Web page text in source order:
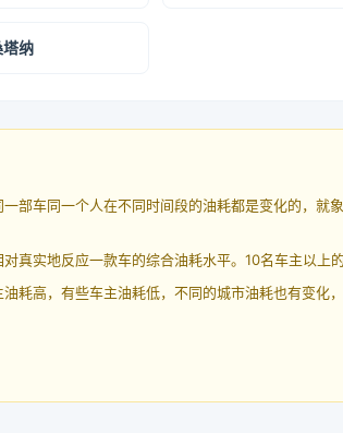
塔纳
部车同一个人在不同时间段的油耗都是变化的，就
真实地反应一款车的综合油耗水平。10名车主以上
耗高，有些车主油耗低，不同的城市油耗也有变化